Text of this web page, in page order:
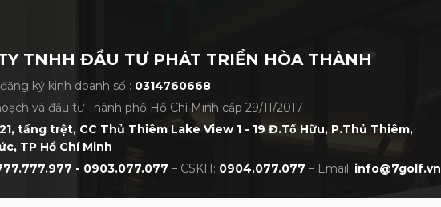
gậy, Honma tạo hình khu vực impact gần như
(Quad Bridge) để tăng tốc độ đầu gậy nhằm
Đối với điều này, Honma sử dụng vật liệu
triển, được gọi là "HMT material".
TNHH ĐẦU TƯ PHÁT TRIỂN HÒA THÀNH
ký kinh doanh số : 0314760668
và đầu tư Thành phố Hồ Chí Minh cấp 29/11/2017
tầng trệt, CC Thủ Thiêm Lake View 1 - 19 Đ.Tố Hữu, P.Thủ Thiêm,
TP Hồ Chí Minh
- 0903.077.077 – CSKH: 0904.077.077 – Email: info@7golf.vn